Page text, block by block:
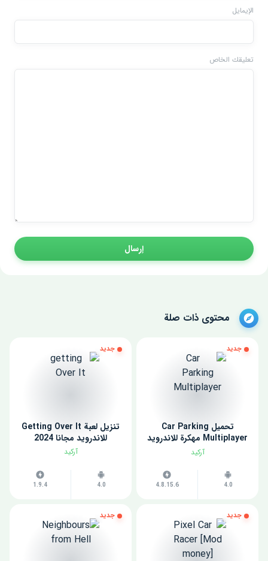
الإيمايل
تعليقك الخاص
إرسال
محتوى ذات صلة
جديد
تحميل Car Parking
Multiplayer مهكرة للاندرويد
اخر اصدار
آركيد
4.0
4.8.15.6
جديد
تنزيل لعبة Getting Over It
للاندرويد مجانا 2024
آركيد
4.0
1.9.4
جديد جديد